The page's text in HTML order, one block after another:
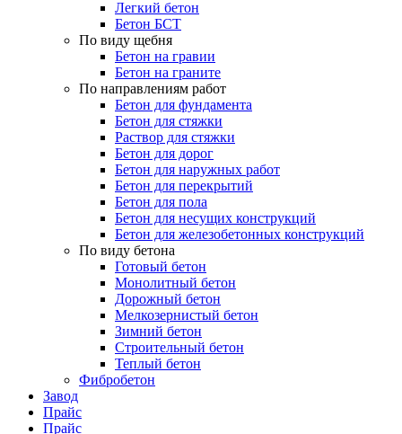
Легкий бетон
Бетон БСТ
По виду щебня
Бетон на гравии
Бетон на граните
По направлениям работ
Бетон для фундамента
Бетон для стяжки
Раствор для стяжки
Бетон для дорог
Бетон для наружных работ
Бетон для перекрытий
Бетон для пола
Бетон для несущих конструкций
Бетон для железобетонных конструкций
По виду бетона
Готовый бетон
Монолитный бетон
Дорожный бетон
Мелкозернистый бетон
Зимний бетон
Строительный бетон
Теплый бетон
Фибробетон
Завод
Прайс
Прайс